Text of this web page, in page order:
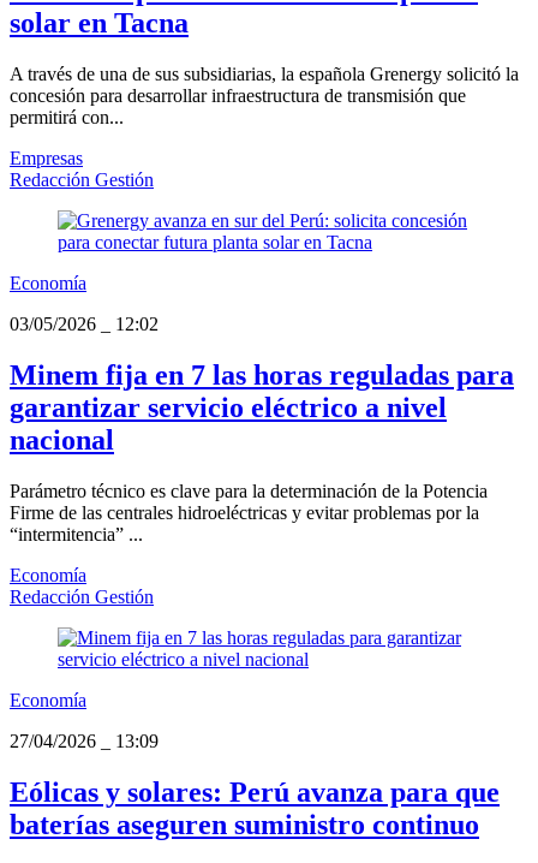
solar en Tacna
A través de una de sus subsidiarias, la española Grenergy solicitó la
concesión para desarrollar infraestructura de transmisión que
permitirá con...
Empresas
Redacción Gestión
Economía
03/05/2026
12:02
Minem fija en 7 las horas reguladas para
garantizar servicio eléctrico a nivel
nacional
Parámetro técnico es clave para la determinación de la Potencia
Firme de las centrales hidroeléctricas y evitar problemas por la
“intermitencia” ...
Economía
Redacción Gestión
Economía
27/04/2026
13:09
Eólicas y solares: Perú avanza para que
baterías aseguren suministro continuo